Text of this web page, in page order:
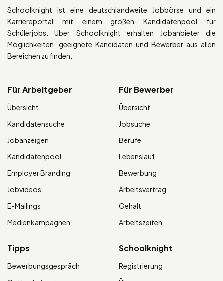
Schoolknight ist eine deutschlandweite Jobbörse und ein
Karriereportal mit einem großen Kandidatenpool für
Schülerjobs. Über Schoolknight erhalten Jobanbieter die
Möglichkeiten, geeignete Kandidaten und Bewerber aus allen
Bereichen zu finden.
Für Arbeitgeber
Übersicht
Kandidatensuche
Jobanzeigen
Kandidatenpool
Employer Branding
Jobvideos
E-Mailings
Medienkampagnen
Für Bewerber
Übersicht
Jobsuche
Berufe
Lebenslauf
Bewerbung
Arbeitsvertrag
Gehalt
Arbeitszeiten
Tipps
Bewerbungsgespräch
Schoolknight
Registrierung